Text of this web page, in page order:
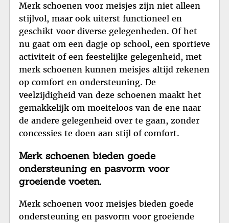
Merk schoenen voor meisjes zijn niet alleen
stijlvol, maar ook uiterst functioneel en
geschikt voor diverse gelegenheden. Of het
nu gaat om een dagje op school, een sportieve
activiteit of een feestelijke gelegenheid, met
merk schoenen kunnen meisjes altijd rekenen
op comfort en ondersteuning. De
veelzijdigheid van deze schoenen maakt het
gemakkelijk om moeiteloos van de ene naar
de andere gelegenheid over te gaan, zonder
concessies te doen aan stijl of comfort.
Merk schoenen bieden goede
ondersteuning en pasvorm voor
groeiende voeten.
Merk schoenen voor meisjes bieden goede
ondersteuning en pasvorm voor groeiende